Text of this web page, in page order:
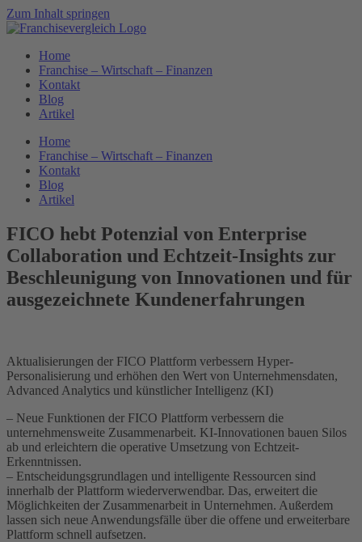
Zum Inhalt springen
Home
Franchise – Wirtschaft – Finanzen
Kontakt
Blog
Artikel
Home
Franchise – Wirtschaft – Finanzen
Kontakt
Blog
Artikel
FICO hebt Potenzial von Enterprise
Collaboration und Echtzeit-Insights zur
Beschleunigung von Innovationen und für
ausgezeichnete Kundenerfahrungen
Aktualisierungen der FICO Plattform verbessern Hyper-
Personalisierung und erhöhen den Wert von Unternehmensdaten,
Advanced Analytics und künstlicher Intelligenz (KI)
– Neue Funktionen der FICO Plattform verbessern die
unternehmensweite Zusammenarbeit. KI-Innovationen bauen Silos
ab und erleichtern die operative Umsetzung von Echtzeit-
Erkenntnissen.
– Entscheidungsgrundlagen und intelligente Ressourcen sind
innerhalb der Plattform wiederverwendbar. Das, erweitert die
Möglichkeiten der Zusammenarbeit in Unternehmen. Außerdem
lassen sich neue Anwendungsfälle über die offene und erweiterbare
Plattform schnell aufsetzen.